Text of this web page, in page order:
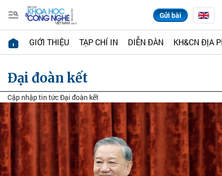
Gửi bài
GIỚI THIỆU TẠP CHÍ IN DIỄN ĐÀN KH&CN ĐỊA
Đại đoàn kết
Cập nhập tin tức Đại đoàn kết